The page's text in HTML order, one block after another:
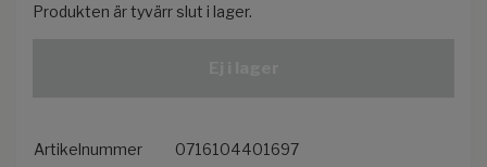
Produkten är tyvärr slut i lager.
Artikelnummer 0716104401697